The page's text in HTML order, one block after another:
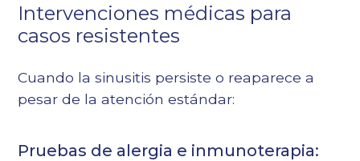
Intervenciones médicas para
casos resistentes
Cuando la sinusitis persiste o reaparece a
pesar de la atención estándar:
Pruebas de alergia e inmunoterapia: